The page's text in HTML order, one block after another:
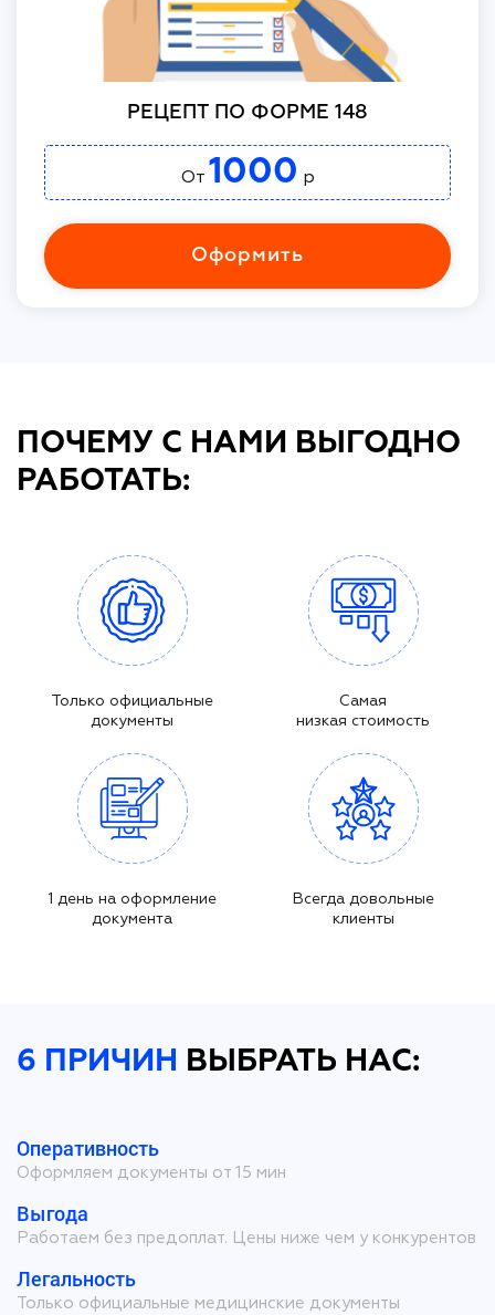
РЕЦЕПТ ПО ФОРМЕ 148
От 1000 р
Оформить
ПОЧЕМУ С НАМИ ВЫГОДНО
РАБОТАТЬ:
Только официальные
документы
Самая
низкая стоимость
1 день на оформление
документа
Всегда довольные
клиенты
6 ПРИЧИН ВЫБРАТЬ НАС:
Оперативность
Оформляем документы от 15 мин
Выгода
Работаем без предоплат. Цены ниже чем у конкурентов
Легальность
Только официальные медицинские документы